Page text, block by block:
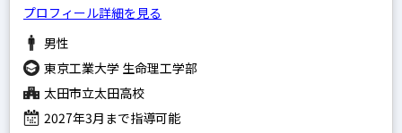
小学生の科目を指定
算数
国語
理科
プロフィール詳細を見る
男性
東京工業大学 生命理工学部
太田市立太田高校
2027年3月まで指導可能